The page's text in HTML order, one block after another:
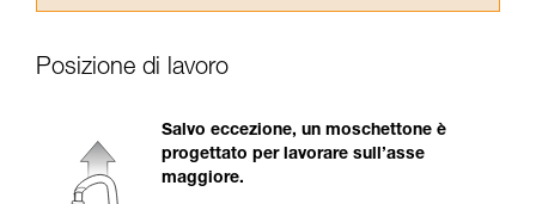
consultarlo. Dovete aver compreso le
capire queste ulteriori informazioni.
La padronanza di queste tecniche richiede una
formazione ed un addestramento specifico.
Verificate con un professionista la vostra
Posizione di lavoro
Salvo eccezione, un moschettone è
progettato per lavorare sull’asse
maggiore.